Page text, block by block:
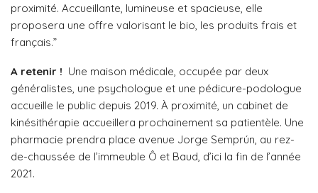
proximité. Accueillante, lumineuse et spacieuse, elle
proposera une offre valorisant le bio, les produits frais et
français.”
A retenir ! Une maison médicale, occupée par deux
généralistes, une psychologue et une pédicure-podologue
accueille le public depuis 2019. À proximité, un cabinet de
kinésithérapie accueillera prochainement sa patientèle. Une
pharmacie prendra place avenue Jorge Semprún, au rez-
de-chaussée de l’immeuble Ô et Baud, d’ici la fin de l’année
2021.